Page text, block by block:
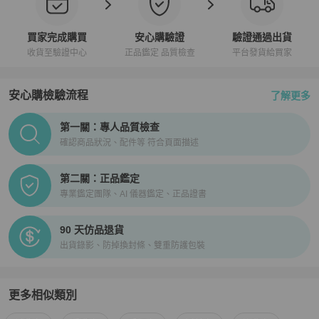
買家完成購買
收貨至驗證中心
安心購驗證
正品鑑定 品質檢查
驗證通過出貨
平台發貨給買家
安心購檢驗流程 了解更多
PopChill拍拍圈正品驗證、安心購檢驗流程介紹
第一關：專人品質檢查
確認商品狀況、配件等 符合頁面描述
第二關：正品鑑定
專業鑑定團隊、AI 儀器鑑定、正品證書
90 天仿品退貨
出貨錄影、防掉換封條、雙重防護包裝
更多相似類別